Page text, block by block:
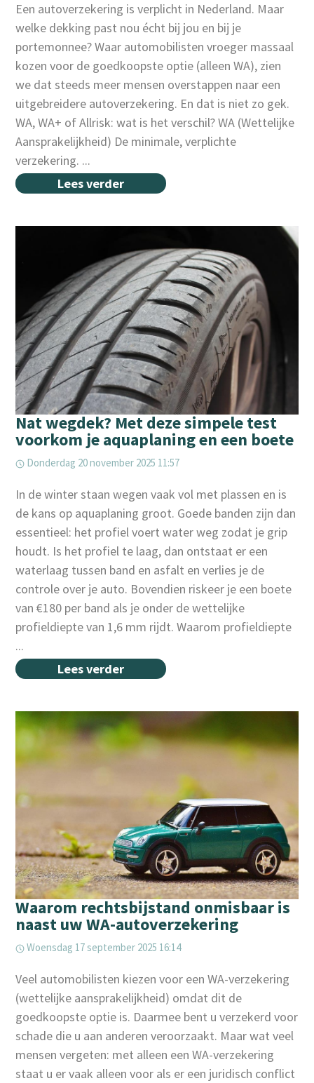
Een autoverzekering is verplicht in Nederland. Maar
welke dekking past nou écht bij jou en bij je
portemonnee? Waar automobilisten vroeger massaal
kozen voor de goedkoopste optie (alleen WA), zien
we dat steeds meer mensen overstappen naar een
uitgebreidere autoverzekering. En dat is niet zo gek.
WA, WA+ of Allrisk: wat is het verschil? WA (Wettelijke
Aansprakelijkheid) De minimale, verplichte
verzekering. ...
Lees verder
Nat wegdek? Met deze simpele test
voorkom je aquaplaning en een boete
Donderdag 20 november 2025 11:57
In de winter staan wegen vaak vol met plassen en is
de kans op aquaplaning groot. Goede banden zijn dan
essentieel: het profiel voert water weg zodat je grip
houdt. Is het profiel te laag, dan ontstaat er een
waterlaag tussen band en asfalt en verlies je de
controle over je auto. Bovendien riskeer je een boete
van €180 per band als je onder de wettelijke
profieldiepte van 1,6 mm rijdt. Waarom profieldiepte
...
Lees verder
Waarom rechtsbijstand onmisbaar is
naast uw WA-autoverzekering
Woensdag 17 september 2025 16:14
Veel automobilisten kiezen voor een WA-verzekering
(wettelijke aansprakelijkheid) omdat dit de
goedkoopste optie is. Daarmee bent u verzekerd voor
schade die u aan anderen veroorzaakt. Maar wat veel
mensen vergeten: met alleen een WA-verzekering
staat u er vaak alleen voor als er een juridisch conflict